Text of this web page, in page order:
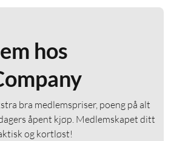
hos
bra medlemspriser, poeng på alt
åpent kjøp. Medlemskapet ditt
og kortløst!